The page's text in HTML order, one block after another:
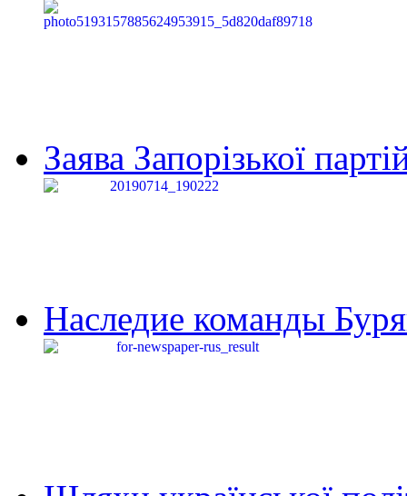
Заява Запорізької
Наследие команды